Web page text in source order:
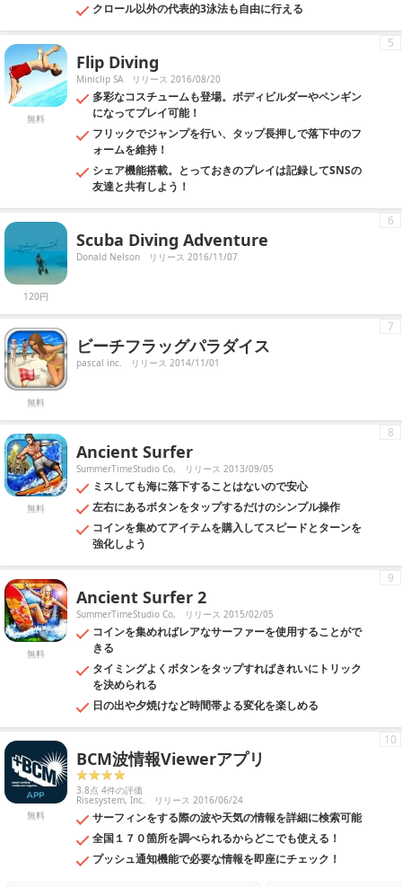
クロール以外の代表的3泳法も自由に行える
無料
Flip Diving
Miniclip SA リリース 2016/08/20
多彩なコスチュームも登場。ボディビルダーやペンギン
になってプレイ可能！
フリックでジャンプを行い、タップ長押しで落下中のフ
ォームを維持！
シェア機能搭載。とっておきのプレイは記録してSNSの
友達と共有しよう！
5
120円
Scuba Diving Adventure
Donald Nelson リリース 2016/11/07
6
無料
ビーチフラッグパラダイス
pascal inc. リリース 2014/11/01
7
無料
Ancient Surfer
SummerTimeStudio Co, リリース 2013/09/05
ミスしても海に落下することはないので安心
左右にあるボタンをタップするだけのシンプル操作
コインを集めてアイテムを購入してスピードとターンを
強化しよう
8
無料
Ancient Surfer 2
SummerTimeStudio Co, リリース 2015/02/05
コインを集めればレアなサーファーを使用することがで
きる
タイミングよくボタンをタップすればきれいにトリック
を決められる
日の出や夕焼けなど時間帯よる変化を楽しめる
9
無料
BCM波情報Viewerアプリ
3.8点 4件の評価
Risesystem, Inc. リリース 2016/06/24
サーフィンをする際の波や天気の情報を詳細に検索可能
全国１７０箇所を調べられるからどこでも使える！
プッシュ通知機能で必要な情報を即座にチェック！
10